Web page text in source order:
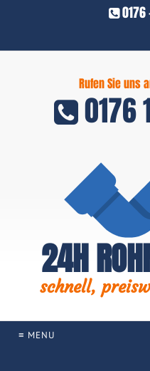
0176
Rufen Sie uns
0176
24H
schnell,
≡ MENU